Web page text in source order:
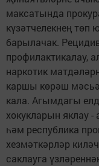
максатында
күзәтчелекнең төп
барылачак.
профилактикалау,
наркотик
каршы көрәш
кала. Агымдагы
хокукларын яклау
һәм республика
хезмәткәрләр
саклауга